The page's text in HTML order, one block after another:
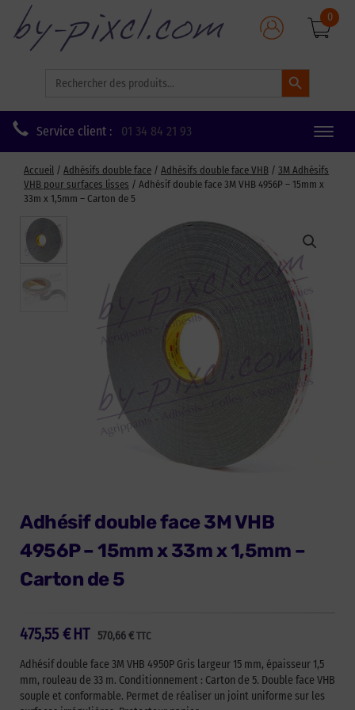
for:
Search Button
0
Service client : 01 34 84 21 93
Toggle
Accueil / Adhésifs double face / Adhésifs double face VHB / 3M Adhésifs
VHB pour surfaces lisses / Adhésif double face 3M VHB 4956P – 15mm x
33m x 1,5mm – Carton de 5
Adhésif double face 3M VHB
4956P – 15mm x 33m x 1,5mm –
Carton de 5
475,55 € 570,66€ TTC
HT
Adhésif double face 3M VHB 4950P Gris largeur 15 mm, épaisseur 1,5
mm, rouleau de 33 m. Conditionnement : Carton de 5. Double face VHB
souple et conformable. Permet de réaliser un joint uniforme sur les